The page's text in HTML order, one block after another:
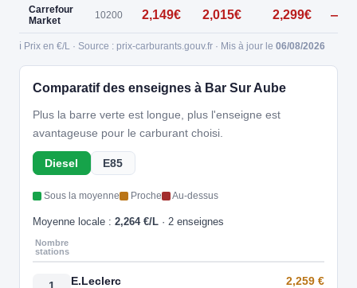
Carrefour
Market
10200 2,149€ 2,015€ 2,299€ —
ℹ️ Prix en €/L · Source : prix-carburants.gouv.fr · Mis à jour le 06/08/2026
Comparatif des enseignes à Bar Sur Aube
Plus la barre verte est longue, plus l'enseigne est
avantageuse pour le carburant choisi.
Diesel E85
Sous la moyenne Proche Au-dessus
Moyenne locale : 2,264 €/L · 2 enseignes
Nombre
stations
E.Leclerc 2,259 €